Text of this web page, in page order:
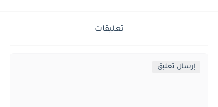
تعليقات
إرسال تعليق